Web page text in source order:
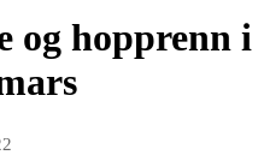
og hopprenn i